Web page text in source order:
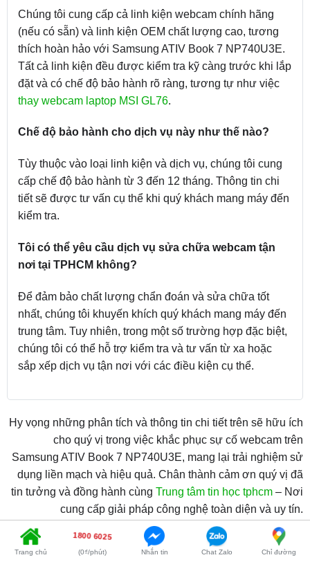
Chúng tôi cung cấp cả linh kiện webcam chính hãng
(nếu có sẵn) và linh kiện OEM chất lượng cao, tương
thích hoàn hảo với Samsung ATIV Book 7 NP740U3E.
Tất cả linh kiện đều được kiểm tra kỹ càng trước khi lắp
đặt và có chế độ bảo hành rõ ràng, tương tự như việc
thay webcam laptop MSI GL76.
Chế độ bảo hành cho dịch vụ này như thế nào?
Tùy thuộc vào loại linh kiện và dịch vụ, chúng tôi cung
cấp chế độ bảo hành từ 3 đến 12 tháng. Thông tin chi
tiết sẽ được tư vấn cụ thể khi quý khách mang máy đến
kiểm tra.
Tôi có thể yêu cầu dịch vụ sửa chữa webcam tận
nơi tại TPHCM không?
Để đảm bảo chất lượng chẩn đoán và sửa chữa tốt
nhất, chúng tôi khuyến khích quý khách mang máy đến
trung tâm. Tuy nhiên, trong một số trường hợp đặc biệt,
chúng tôi có thể hỗ trợ kiểm tra và tư vấn từ xa hoặc
sắp xếp dịch vụ tận nơi với các điều kiện cụ thể.
Hy vọng những phân tích và thông tin chi tiết trên sẽ hữu ích
cho quý vị trong việc khắc phục sự cố webcam trên
Samsung ATIV Book 7 NP740U3E, mang lại trải nghiệm sử
dụng liền mạch và hiệu quả. Chân thành cảm ơn quý vị đã
tin tưởng và đồng hành cùngTrung tâm tin học tphcm – Nơi
cung cấp giải pháp công nghệ toàn diện và uy tín.
Trang chủ
1800 6025
(0₫/phút) Nhắn tin Chat Zalo Chỉ đường